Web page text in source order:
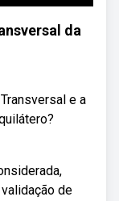
da
e a
de